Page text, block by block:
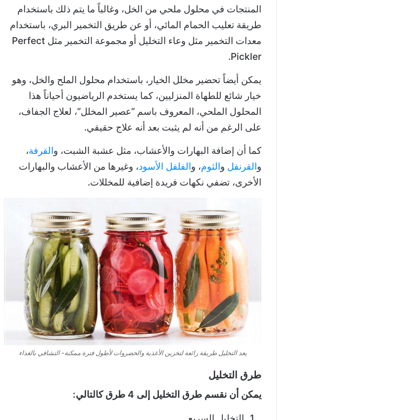
المنتجات في محلول ملحي من الخل، وغالباً ما يتم ذلك باستخدام
طريقة تعليب الحمام المائي، أو عن طريق التخمير البري، باستخدام
معدات التخمير مثل وعاء التخليل أو مجموعة التخمير مثل Perfect
Pickler.
يمكن أيضاً تحضير مخلل الخيار، باستخدام محلول الملح والخل، وهو
خيار شائع للطهاة المنزليين، كما يستخدم الرياضيون أحياناً هذا
المحلول الملحي، المعروف باسم “عصير المخلل”، لعلاج الجفاف،
على الرغم من أنه لم يثبت بعد أنه علاج حقيقي.
كما أن إضافة البهارات والأعشاب، مثل عشبة الشبت، والقرفة،
والقرنفل والثوم، والفلفل الأسود، وغيرها من الأعشاب والبهارات
الأخرى، تضفي نكهات فريدة إضافية للمخللات.
يعد التخليل طريقة رائعة لتخزين الأغذية والخضروات لأطول فترة ممكنة- التشافي بالغذاء
طرق التخليل
يمكن أن نقسم طرق التخليل إلى 4 طرق كالتالي: